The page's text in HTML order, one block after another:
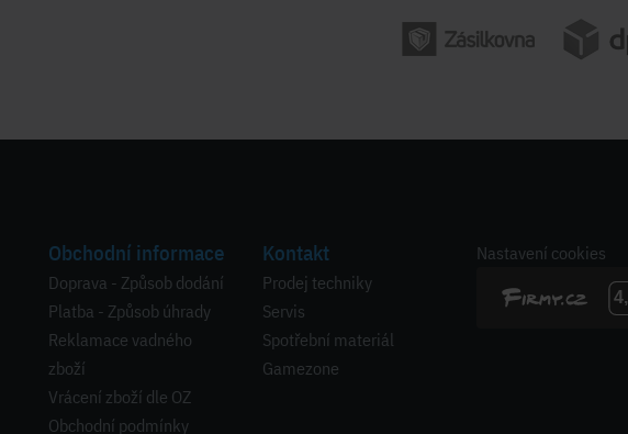
Obchodní informace
Doprava - Způsob dodání
Platba - Způsob úhrady
Reklamace vadného
zboží
Vrácení zboží dle OZ
Obchodní podmínky
Kontakt
Prodej techniky
Servis
Spotřební materiál
Gamezone
Nastavení cookies